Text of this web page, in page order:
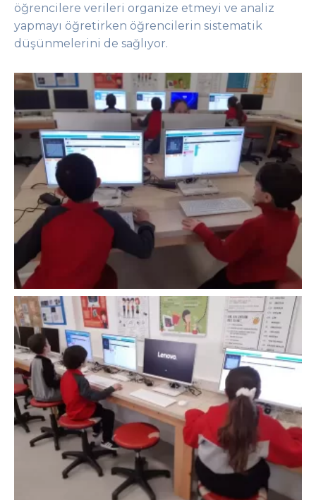
öğrencilere verileri organize etmeyi ve analiz
yapmayı öğretirken öğrencilerin sistematik
düşünme lerini de sağlıyor.